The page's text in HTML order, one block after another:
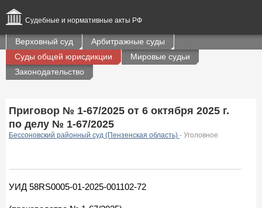
Судебные и нормативные акты РФ
Верховный суд
Арбитражные суды
Суды общей юрисдикции
Мировые судьи
Законодательство
Приговор № 1-67/2025 от 6 октября 2025 г.
по делу № 1-67/2025
Бессоновский районный суд (Пензенская область) - Уголовное
УИД 58RS0005-01-2025-001102-72